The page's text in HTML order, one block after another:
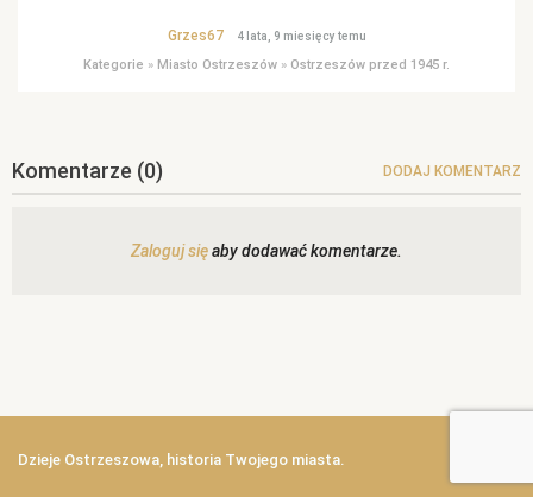
Grzes67 4 lata, 9 miesięcy temu
Kategorie » Miasto Ostrzeszów » Ostrzeszów przed 1945 r.
Komentarze (0) DODAJ KOMENTARZ
Zaloguj sięaby dodawać komentarze.
Dzieje Ostrzeszowa, historia Twojego miasta.